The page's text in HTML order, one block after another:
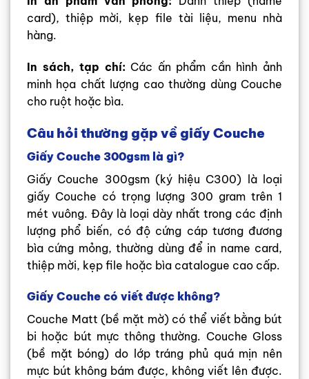
card), thiệp mời, kẹp file tài liệu, menu nhà
hàng.
In sách, tạp chí: Các ấn phẩm cần hình ảnh
minh họa chất lượng cao thường dùng Couche
cho ruột hoặc bìa.
Câu hỏi thường gặp về giấy Couche
Giấy Couche 300gsm là gì?
Giấy Couche 300gsm (ký hiệu C300) là loại
giấy Couche có trọng lượng 300 gram trên 1
mét vuông. Đây là loại dày nhất trong các định
lượng phổ biến, có độ cứng cáp tương đương
bìa cứng mỏng, thường dùng để in name card,
thiệp mời, kẹp file hoặc bìa catalogue cao cấp.
Giấy Couche có viết được không?
Couche Matt (bề mặt mờ) có thể viết bằng bút
bi hoặc bút mực thông thường. Couche Gloss
(bề mặt bóng) do lớp tráng phủ quá mịn nên
mực bút không bám được, không viết lên được.